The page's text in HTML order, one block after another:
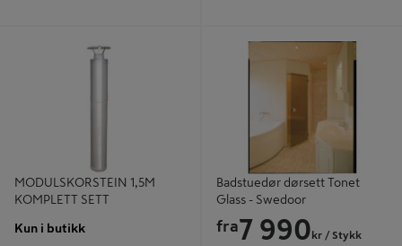
KOMPLETT SETT
MODULSKORSTEIN 1,5M
KOMPLETT SETT
Kun i butikk
Badstuedør dørsett Tonet
Glass - Swedoor
fra7 990 kr / Stykk